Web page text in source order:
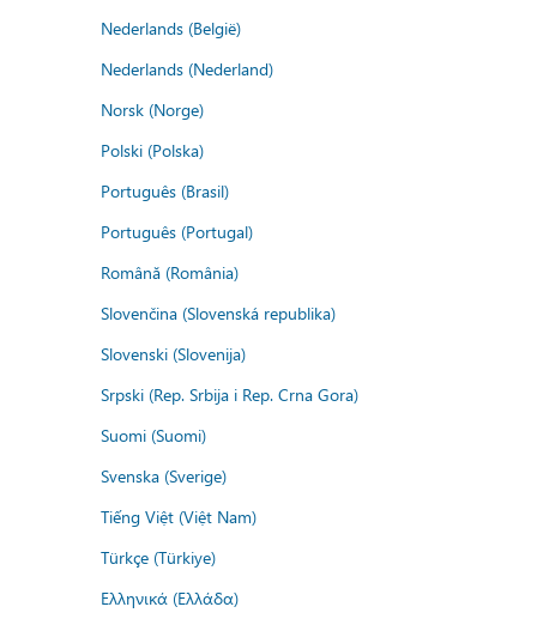
Nederlands (België)
Nederlands (Nederland)
Norsk (Norge)
Polski (Polska)
Português (Brasil)
Português (Portugal)
Română (România)
Slovenčina (Slovenská republika)
Slovenski (Slovenija)
Srpski (Rep. Srbija i Rep. Crna Gora)
Suomi (Suomi)
Svenska (Sverige)
Tiếng Việt (Việt Nam)
Türkçe (Türkiye)
Ελληνικά (Ελλάδα)